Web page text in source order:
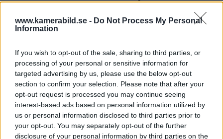
www.kamerabild.se - Do Not Process My Personal
Information
If you wish to opt-out of the sale, sharing to third parties, or
processing of your personal or sensitive information for
targeted advertising by us, please use the below opt-out
section to confirm your selection. Please note that after your
opt-out request is processed you may continue seeing
interest-based ads based on personal information utilized by
us or personal information disclosed to third parties prior to
your opt-out. You may separately opt-out of the further
disclosure of your personal information by third parties on the
behov.
MEST LÄST JUST NU
DJI Osmo Pocket 4P
släppt – får 10-bitars D-
Log 2 & 3x optisk zoom